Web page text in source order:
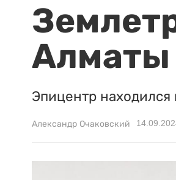
Алматы
Эпицентр находился
Александр Очаковский